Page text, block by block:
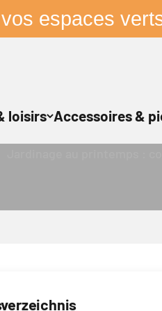
espaces
loisirs Accessoires &